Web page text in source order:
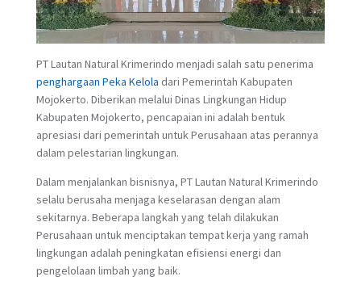
PT Lautan Natural Krimerindo menjadi salah satu penerima
penghargaan Peka Kelola dari Pemerintah Kabupaten
Mojokerto. Diberikan melalui Dinas Lingkungan Hidup
Kabupaten Mojokerto, pencapaian ini adalah bentuk
apresiasi dari pemerintah untuk Perusahaan atas perannya
dalam pelestarian lingkungan.
Dalam menjalankan bisnisnya, PT Lautan Natural Krimerindo
selalu berusaha menjaga keselarasan dengan alam
sekitarnya. Beberapa langkah yang telah dilakukan
Perusahaan untuk menciptakan tempat kerja yang ramah
lingkungan adalah peningkatan efisiensi energi dan
pengelolaan limbah yang baik.